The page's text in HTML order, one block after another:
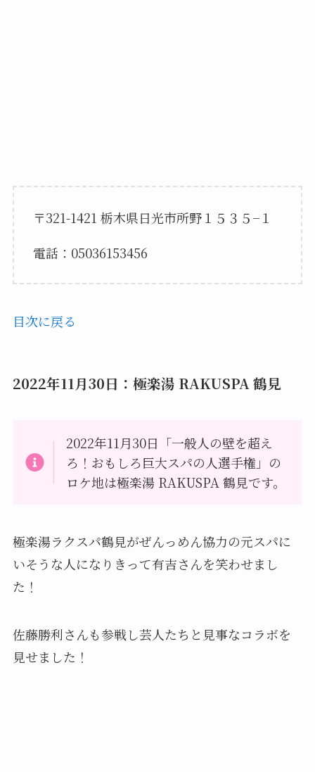
〒321-1421 栃木県日光市所野１５３５−１
電話：05036153456
目次に戻る
2022年11月30日：極楽湯 RAKUSPA 鶴見
2022年11月30日「一般人の壁を超え
ろ！おもしろ巨大スパの人選手権」の
ロケ地は極楽湯 RAKUSPA 鶴見です。
極楽湯ラクスパ鶴見がぜんっめん協力の元スパに
いそうな人になりきって有吉さんを笑わせまし
た！
佐藤勝利さんも参戦し芸人たちと見事なコラボを
見せました！